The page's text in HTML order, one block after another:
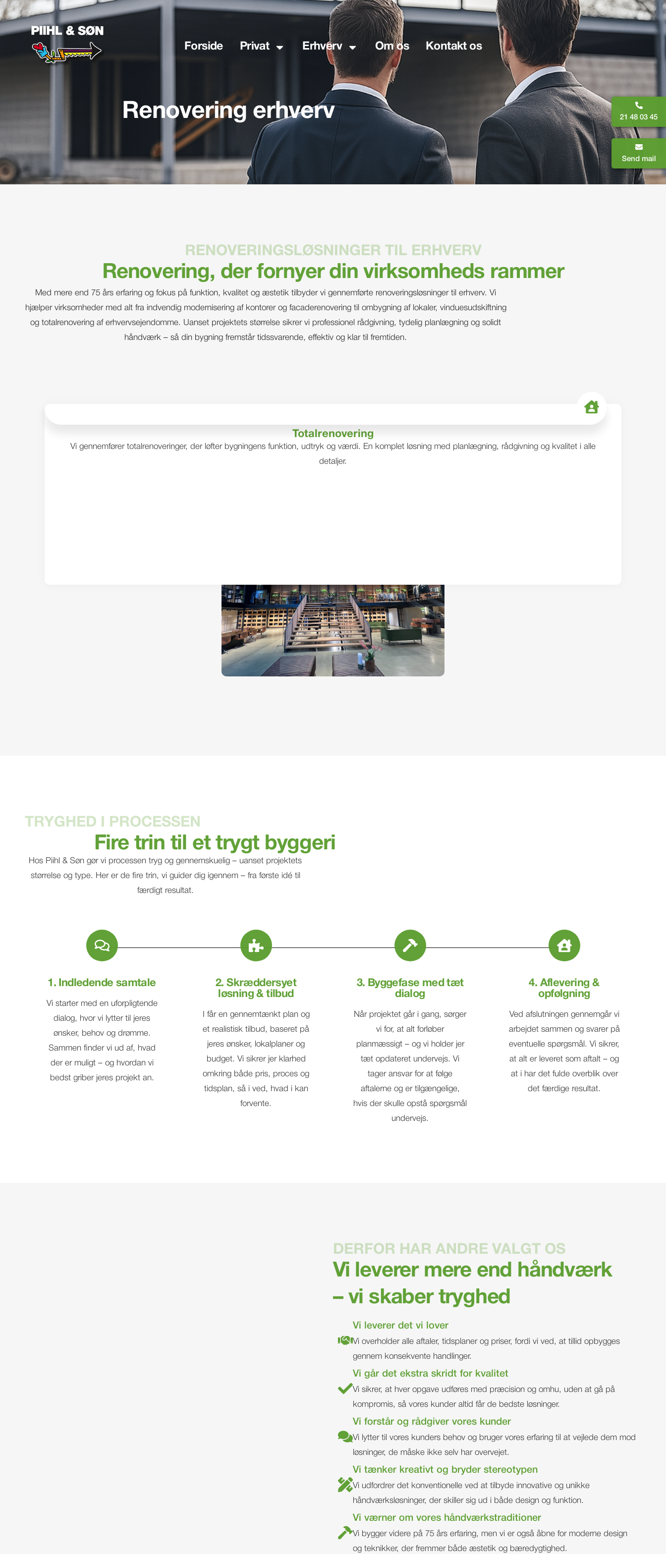
Forside Privat Erhverv Om os Kontakt os
21 48 03 45
Send mail
Renovering erhverv
RENOVERINGSLØSNINGER TIL ERHVERV
Renovering, der fornyer din virksomheds rammer
Med mere end 75 års erfaring og fokus på funktion, kvalitet og æstetik tilbyder vi gennemførte renoveringsløsninger til erhverv. Vi
hjælper virksomheder med alt fra indvendig modernisering af kontorer og facaderenovering til ombygning af lokaler, vinduesudskiftning
og totalrenovering af erhvervsejendomme. Uanset projektets størrelse sikrer vi professionel rådgivning, tydelig planlægning og solidt
håndværk – så din bygning fremstår tidssvarende, effektiv og klar til fremtiden.
Totalrenovering
Vi gennemfører totalrenoveringer, der løfter bygningens funktion, udtryk og værdi. En komplet løsning med planlægning, rådgivning og kvalitet i alle
detaljer.
TRYGHED I PROCESSEN
Fire trin til et trygt byggeri
Hos Piihl & Søn gør vi processen tryg og gennemskuelig – uanset projektets
størrelse og type. Her er de fire trin, vi guider dig igennem – fra første idé til
færdigt resultat.
1. Indledende samtale
Vi starter med en uforpligtende
dialog, hvor vi lytter til jeres
ønsker, behov og drømme.
Sammen finder vi ud af, hvad
der er muligt – og hvordan vi
bedst griber jeres projekt an.
2. Skræddersyet
løsning & tilbud
I får en gennemtænkt plan og
et realistisk tilbud, baseret på
jeres ønsker, lokalplaner og
budget. Vi sikrer jer klarhed
omkring både pris, proces og
tidsplan, så i ved, hvad i kan
forvente.
3. Byggefase med tæt
dialog
Når projektet går i gang, sørger
vi for, at alt forløber
planmæssigt – og vi holder jer
tæt opdateret undervejs. Vi
tager ansvar for at følge
aftalerne og er tilgængelige,
hvis der skulle opstå spørgsmål
undervejs.
4. Aflevering &
opfølgning
Ved afslutningen gennemgår vi
arbejdet sammen og svarer på
eventuelle spørgsmål. Vi sikrer,
at alt er leveret som aftalt – og
at i har det fulde overblik over
det færdige resultat.
DERFOR HAR ANDRE VALGT OS
Vi leverer mere end håndværk
– vi skaber tryghed
Vi leverer det vi lover
Vi overholder alle aftaler, tidsplaner og priser, fordi vi ved, at tillid opbygges
gennem konsekvente handlinger.
Vi går det ekstra skridt for kvalitet
Vi sikrer, at hver opgave udføres med præcision og omhu, uden at gå på
kompromis, så vores kunder altid får de bedste løsninger.
Vi forstår og rådgiver vores kunder
Vi lytter til vores kunders behov og bruger vores erfaring til at vejlede dem mod
løsninger, de måske ikke selv har overvejet.
Vi tænker kreativt og bryder stereotypen
Vi udfordrer det konventionelle ved at tilbyde innovative og unikke
håndværksløsninger, der skiller sig ud i både design og funktion.
Vi værner om vores håndværkstraditioner
Vi bygger videre på 75 års erfaring, men vi er også åbne for moderne design
og teknikker, der fremmer både æstetik og bæredygtighed.